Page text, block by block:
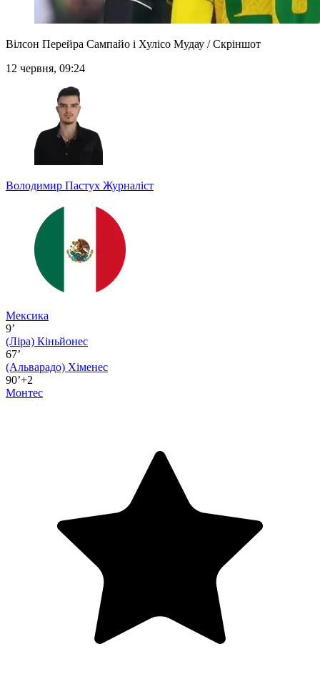
Вілсон Перейра Сампайо і Хулісо Мудау / Скріншот
12 червня, 09:24
Володимир Пастух Журналіст
Мексика
9’
(Ліра) Кіньйонес
67’
(Альварадо) Хіменес
90’+2
Монтес